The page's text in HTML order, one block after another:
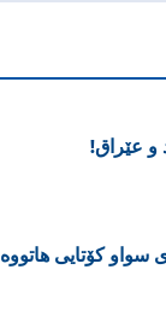
و عێراق!
سواو کۆتایی هاتووە